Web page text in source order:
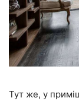
Тут же, у